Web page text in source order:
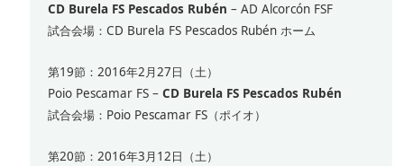
CD Burela FS Pescados Rubén – AD Alcorcón FSF
試合会場：CD Burela FS Pescados Rubén ホーム
第19節：2016年2月27日（土）
Poio Pescamar FS –CD Burela FS Pescados Rubén
試合会場：Poio Pescamar FS（ポイオ）
第20節：2016年3月12日（土）